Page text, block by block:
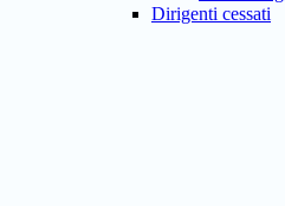
Dirigenti cessati